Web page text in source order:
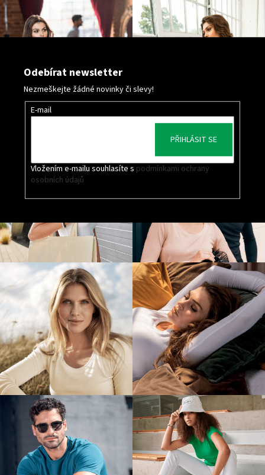
Odebírat newsletter
Nezmeškejte žádné novinky či slevy!
E-mail
Vložením e-mailu souhlasíte s podmínkami ochrany
osobních údajů
PŘIHLÁSIT SE